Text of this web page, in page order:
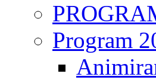
Program